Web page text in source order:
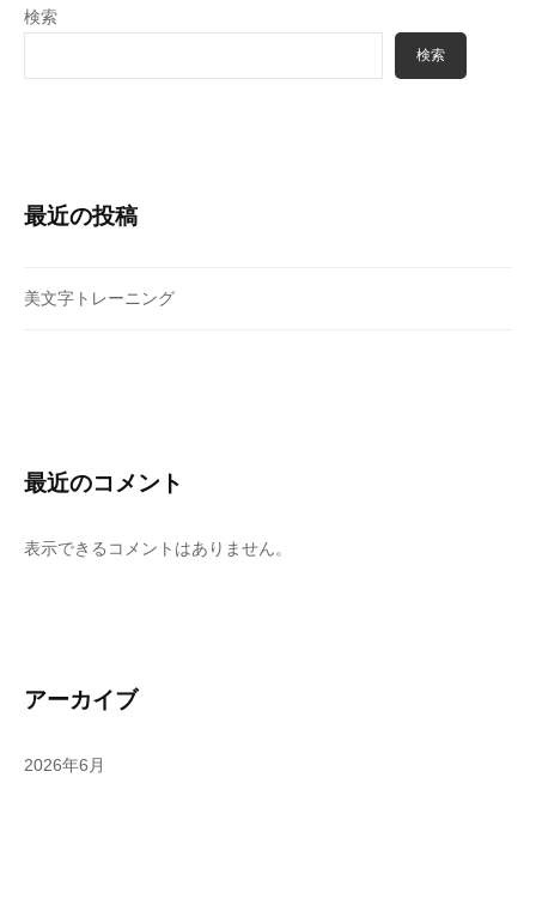
検索
検索
最近の投稿
美文字トレーニング
最近のコメント
表示できるコメントはありません。
アーカイブ
2026年6月